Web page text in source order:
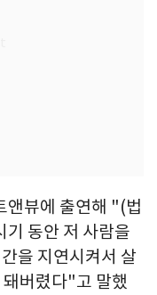
앤뷰에 출연해 "(법
기 동안 저 사람을
을 지연시켜서 살
버렸다"고 말했